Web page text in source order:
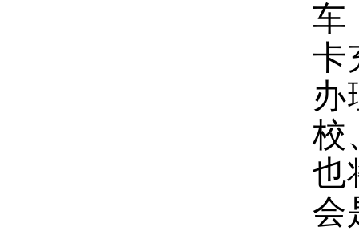
车
卡
办
校
也
会